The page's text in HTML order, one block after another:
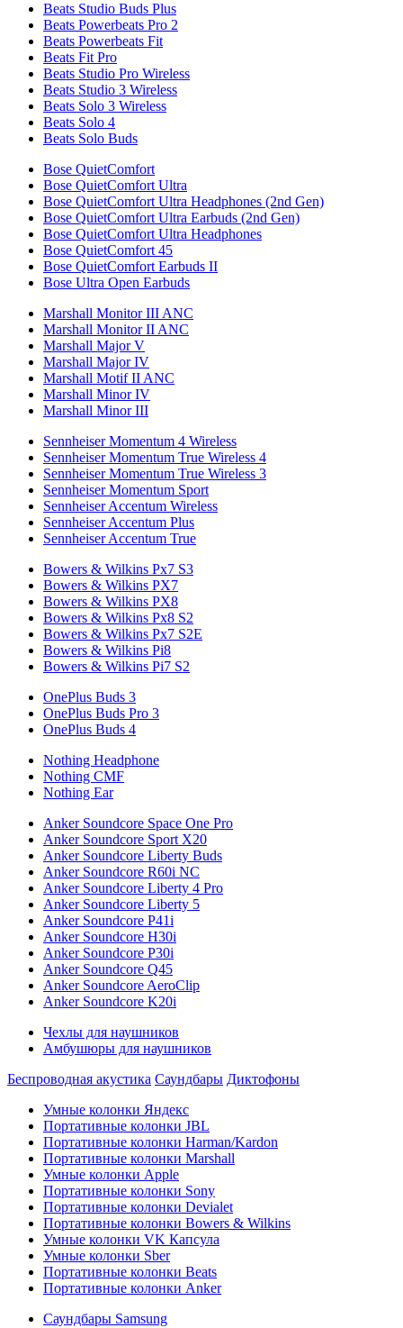
Beats Studio Buds Plus
Beats Powerbeats Pro 2
Beats Powerbeats Fit
Beats Fit Pro
Beats Studio Pro Wireless
Beats Studio 3 Wireless
Beats Solo 3 Wireless
Beats Solo 4
Beats Solo Buds
Bose QuietComfort
Bose QuietComfort Ultra
Bose QuietComfort Ultra Headphones (2nd Gen)
Bose QuietComfort Ultra Earbuds (2nd Gen)
Bose QuietComfort Ultra Headphones
Bose QuietComfort 45
Bose QuietComfort Earbuds II
Bose Ultra Open Earbuds
Marshall Monitor III ANC
Marshall Monitor II ANC
Marshall Major V
Marshall Major IV
Marshall Motif II ANC
Marshall Minor IV
Marshall Minor III
Sennheiser Momentum 4 Wireless
Sennheiser Momentum True Wireless 4
Sennheiser Momentum True Wireless 3
Sennheiser Momentum Sport
Sennheiser Accentum Wireless
Sennheiser Accentum Plus
Sennheiser Accentum True
Bowers & Wilkins Px7 S3
Bowers & Wilkins PX7
Bowers & Wilkins PX8
Bowers & Wilkins Px8 S2
Bowers & Wilkins Px7 S2E
Bowers & Wilkins Pi8
Bowers & Wilkins Pi7 S2
OnePlus Buds 3
OnePlus Buds Pro 3
OnePlus Buds 4
Nothing Headphone
Nothing CMF
Nothing Ear
Anker Soundcore Space One Pro
Anker Soundcore Sport X20
Anker Soundcore Liberty Buds
Anker Soundcore R60i NC
Anker Soundcore Liberty 4 Pro
Anker Soundcore Liberty 5
Anker Soundcore P41i
Anker Soundcore H30i
Anker Soundcore P30i
Anker Soundcore Q45
Anker Soundcore AeroClip
Anker Soundcore K20i
Чехлы для наушников
Амбушюры для наушников
Беспроводная акустика Саундбары Диктофоны
Умные колонки Яндекс
Портативные колонки JBL
Портативные колонки Harman/Kardon
Портативные колонки Marshall
Умные колонки Apple
Портативные колонки Sony
Портативные колонки Devialet
Портативные колонки Bowers & Wilkins
Умные колонки VK Капсула
Умные колонки Sber
Портативные колонки Beats
Портативные колонки Anker
Саундбары Samsung